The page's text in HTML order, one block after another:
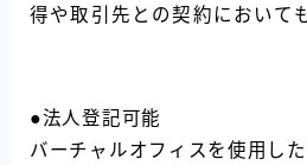
得や取引先との契約において
●法人登記可能
バーチャルオフィスを使用し